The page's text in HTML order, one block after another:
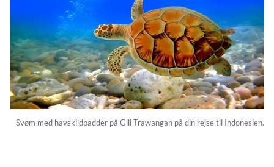
Svøm med havskildpadder på Gili Trawangan på din rejse til Indonesien.